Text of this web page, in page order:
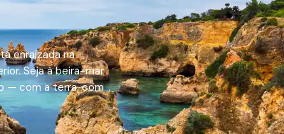
enraizada na
Seja à beira-mar
— com a terra, com